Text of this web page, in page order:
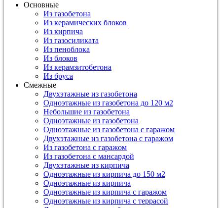
Основные
Из газобетона
Из керамических блоков
Из кирпича
Из газосиликата
Из пеноблока
Из блоков
Из керамзитобетона
Из бруса
Смежные
Двухэтажные из газобетона
Одноэтажные из газобетона до 120 м2
Небольшие из газобетона
Одноэтажные из газобетона
Одноэтажные из газобетона с гаражом
Двухэтажные из газобетона с гаражом
Из газобетона с гаражом
Из газобетона с мансардой
Двухэтажные из кирпича
Одноэтажные из кирпича до 150 м2
Одноэтажные из кирпича
Одноэтажные из кирпича с гаражом
Одноэтажные из кирпича с террасой